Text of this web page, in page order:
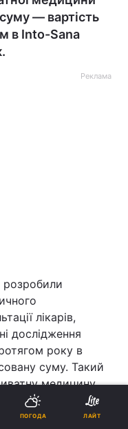
— вартість
в Into-Sana
Реклама
розробили
лікарів,
дослідження
року в
суму. Такий
медицину
зручною для
ПОГОДА ЛАЙТ